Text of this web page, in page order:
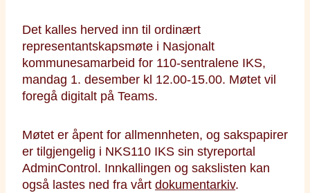
Det kalles herved inn til ordinært
representantskapsmøte i Nasjonalt
kommunesamarbeid for 110-sentralene IKS,
mandag 1. desember kl 12.00-15.00. Møtet vil
foregå digitalt på Teams.
Møtet er åpent for allmennheten, og sakspapirer
er tilgjengelig i NKS110 IKS sin styreportal
AdminControl. Innkallingen og sakslisten kan
også lastes ned fra vårt dokumentarkiv.